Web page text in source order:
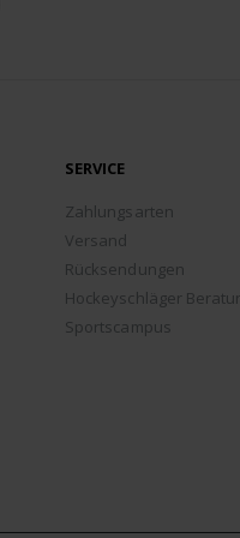
SERVICE
Zahlungsarten
Versand
Rücksendungen
Hockeyschläger
Sportscampus